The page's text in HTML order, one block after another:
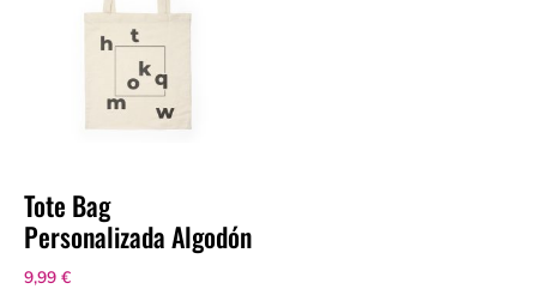
Tote Bag
Personalizada Algodón
9,99 €